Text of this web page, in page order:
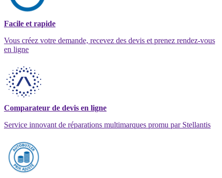
Facile et rapide
Vous créez votre demande, recevez des devis et prenez rendez-vous
en ligne
Comparateur de devis en ligne
Service innovant de réparations multimarques promu par Stellantis